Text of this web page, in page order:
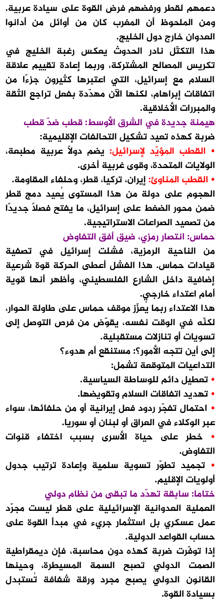
دعمهم لقطر ورفضهم فرض القوة على سيادة عربية.
ومن الملحوظ أن المغرب كان من أوائل من أدانوا
العدوان خارج دول الخليج.
هذا التكتّل نادر الحدوث يعكس رغبة الخليج في
تكريس المصالح المشتركة، وربما إعادة تقييم علاقة
السلام مع إسرائيل، التي اعتبرها كثيرون جزءًا من
اتفاقات إبراهام، لكنها الآن مهدّدة بفعل تراجع الثقة
والمبررات الأخلاقية.
هيمنة جديدة في الشرق الأوسط: قطب ضدّ قطب
ضربة كهذه تعيد تشكيل التحالفات الإقليمية:
• القطب المؤيّد لإسرائيل: يضم دولًا عربية مطبعة،
الولايات المتحدة، وقوى غربية أخرى.
• القطب المناوئ:إيران، تركيا، قطر، وحلفاء المقاومة.
الهجوم على دولة من هذا المستوى يُعيد دمج قطر
ضمن محور الضغط على إسرائيل، ما يفتح فصلًا جديدًا
من تصعيد الصراعات الاستراتيجية.
حماس: انتصار رمزي، ضيق أفق التفاوض
من الناحية الرمزية، فشلت إسرائيل في تصفية
قيادات حماس. هذا الفشل أعطى الحركة قوة شرعية
إضافية داخل الشارع الفلسطيني، وأظهر أنها قوية
أمام اعتداء خارجي.
هذا الاعتداء ربما يُعزّز موقف حماس على طاولة الحوار،
لكنّه في الوقت نفسه، يقوّض من فرص التوصل إلى
تسويات أو تنازلات مستقبلية.
إلى أين تتجه الأمور؟: مستنقع أم هدوء؟
التداعيات المتوقعة تشمل:
• تعطيل دائم للوساطة السياسية.
• تهديد اتفاقات السلام وتقويضها.
• احتمال تفجّر ردود فعل إيرانية أو من حلفائها، سواء
عبر الوكلاء في العراق أو لبنان أو سوريا.
• خطر على حياة الأسرى بسبب اختفاء قنوات
التفاوض.
• تجميد تطوّر تسوية سلمية وإعادة ترتيب جدول
أولويات الإقليم.
ختاما: سابقة تهدّد ما تبقى من نظام دولي
العملية العدوانية الإسرائيلية على قطر ليست مجرّد
عمل عسكري بل استثمار جريء في مبدأ القوة على
حساب القواعد الدولية.
إذا توفّرت ضربة كهذه دون محاسبة، فإن ديمقراطية
الصمت الدولي تصبح السمة المسيطرة، وحينها
القانون الدولي يصبح مجرد ورقة شفافة تُستبدل
بسيادة القوة.